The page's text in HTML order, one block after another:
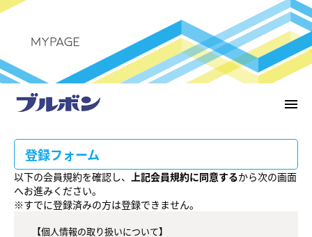
menu
登録フォーム
以下の会員規約を確認し、 上記会員規約に同意するから次の画面
へお進みください。
※すでに登録済みの方は登録できません。